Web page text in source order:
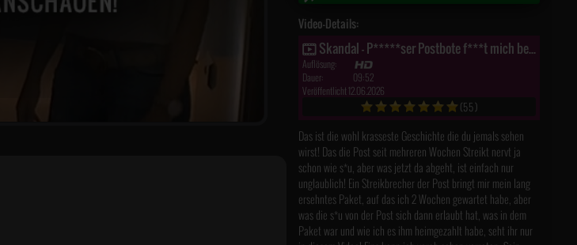
Video-Details:
Skandal - P*****ser Postbote f***t mich beim Streikbruch
Auflösung:
Dauer:
09:52
Veröffentlicht 12.06.2026
(55)
Das ist die wohl krasseste Geschichte die du jemals sehen
wirst! Das die Post seit mehreren Wochen Streikt nervt ja
schon wie s*u, aber was jetzt da abgeht, ist einfach nur
unglaublich! Ein Streikbrecher der Post bringt mir mein lang
ersehntes Paket, auf das ich 2 Wochen gewartet habe, aber
was die s*u von der Post sich dann erlaubt hat, was in dem
Paket war und wie ich es ihm heimgezahlt habe, seht ihr nur